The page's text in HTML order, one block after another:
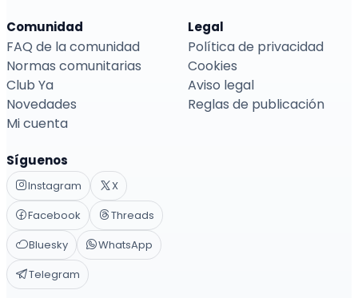
Comunidad
FAQ de la comunidad
Normas comunitarias
Club Ya
Novedades
Mi cuenta
Legal
Política de privacidad
Cookies
Aviso legal
Reglas de publicación
Síguenos
Instagram
X
Facebook
Threads
Bluesky
WhatsApp
Telegram